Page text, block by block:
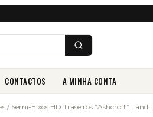
CONTACTOS A MINHA CONTA
/ Semi-Eixos HD Traseiros “Ashcroft”